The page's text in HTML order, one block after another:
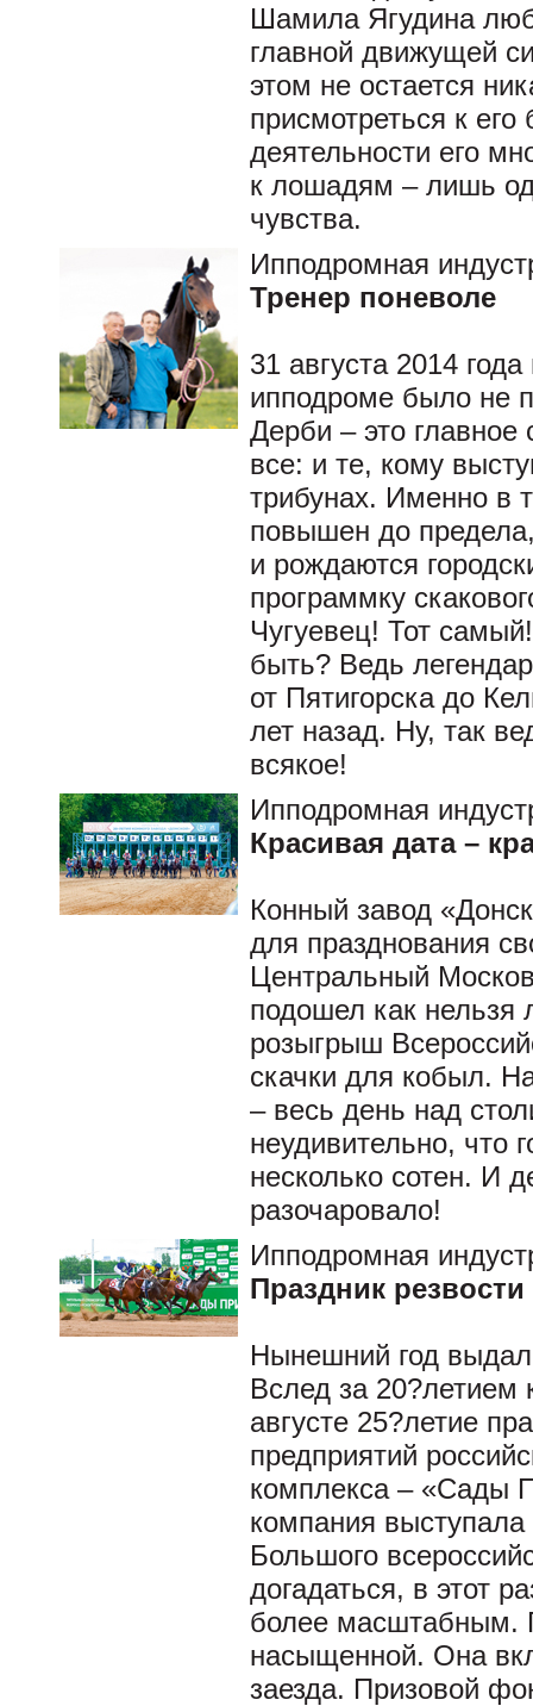
Шамила Ягудина
главной движущей
этом не остается
присмотреться к
деятельности его
к лошадям – лишь
чувства.
Ипподромная
Тренер поневоле
31 августа 2014
ипподроме было не
Дерби – это главное
все: и те, кому
трибунах. Именно в
повышен до
и рождаются
программку
Чугуевец! Тот
быть? Ведь
от Пятигорска до
лет назад. Ну, так
всякое!
Ипподромная
Красивая дата –
Конный завод
для празднования
Центральный
подошел как
розыгрыш
скачки для кобыл.
– весь день над
неудивительно, что
несколько сотен. И
разочаровало!
Ипподромная
Праздник
Нынешний год
Вслед за 20?летием
августе 25?летие
предприятий
комплекса – «Сады
компания
Большого
догадаться, в этот
более масштабным.
насыщенной. Она
заезда. Призовой